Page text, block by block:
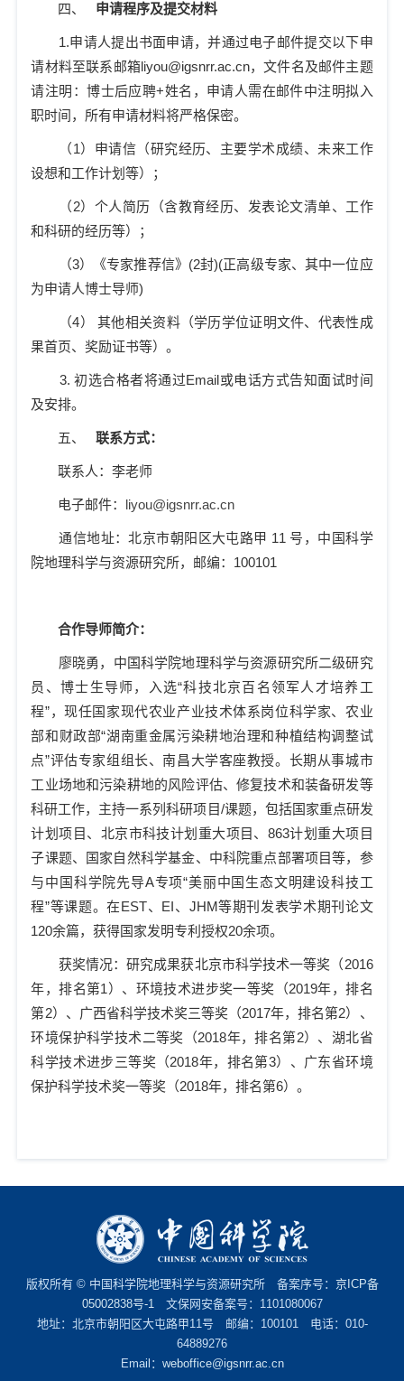
四、 申请程序及提交材料
1.申请人提出书面申请，并通过电子邮件提交以下申
请材料至联系邮箱liyou@igsnrr.ac.cn，文件名及邮件主题
请注明：博士后应聘+姓名，申请人需在邮件中注明拟入
职时间，所有申请材料将严格保密。
（1）申请信（研究经历、主要学术成绩、未来工作
设想和工作计划等）；
（2）个人简历（含教育经历、发表论文清单、工作
和科研的经历等）；
（3）《专家推荐信》 (2封)(正高级专家、其中一位应
为申请人博士导师)
（4）
其他相关资料（学历学位证明文件、代表性成
果首页、奖励证书等）。
3. 初选合格者将通过Email或电话方式告知面试时间
及安排。
五、 联系方式：
联系人：李老师
电子邮件： liyou@igsnrr.ac.cn
通信地址：北京市朝阳区大屯路甲 11 号，中国科学
院地理科学与资源研究所，邮编： 100101
合作导师简介：
廖晓勇，中国科学院地理科学与资源研究所二级研究
员、博士生导师，入选“科技北京百名领军人才培养工
程”，现任国家现代农业产业技术体系岗位科学家、农业
部和财政部“湖南重金属污染耕地治理和种植结构调整试
点”评估专家组组长、南昌大学客座教授。长期从事城市
工业场地和污染耕地的风险评估、修复技术和装备研发等
科研工作，主持一系列科研项目/课题，包括国家重点研发
计划项目、北京市科技计划重大项目、 863计划重大项目
子课题、国家自然科学基金、中科院重点部署项目等，参
与中国科学院先导A专项“美丽中国生态文明建设科技工
程”等课题。在EST、 EI、 JHM等期刊发表学术期刊论文
120余篇，获得国家发明专利授权20余项。
获奖情况：研究成果获北京市科学技术一等奖（2016
年，排名第1）、环境技术进步奖一等奖（2019年，排名
第2）、广西省科学技术奖三等奖（2017年，排名第2）、
环境保护科学技术二等奖（2018年，排名第2）、湖北省
科学技术进步三等奖（2018年，排名第3）、广东省环境
保护科学技术奖一等奖（2018年，排名第6）。
版权所有 © 中国科学院地理科学与资源研究所 备案序号： 京ICP备
05002838号-1文保网安备案号：1101080067
地址：北京市朝阳区大屯路甲11号 邮编：100101 电话：010-
64889276
Email： weboffice@igsnrr.ac.cn